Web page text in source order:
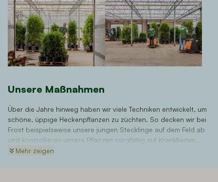
Unsere Maßnahmen
Über die Jahre hinweg haben wir viele Techniken entwickelt, um
schöne, üppige Heckenpflanzen zu züchten. So decken wir bei
Frost beispielsweise unsere jungen Stecklinge auf dem Feld ab
und kontrollieren unsere Pflanzen sorgfältig auf Krankheiten.
Sobald Ihnen die Pflanzen geliefert werden, sind sie so
Mehr zeigen